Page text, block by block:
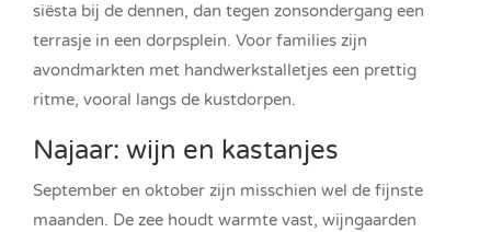
siësta bij de dennen, dan tegen zonsondergang een
terrasje in een dorpsplein. Voor families zijn
avondmarkten met handwerkstalletjes een prettig
ritme, vooral langs de kustdorpen.
Najaar: wijn en kastanjes
September en oktober zijn misschien wel de fijnste
maanden. De zee houdt warmte vast, wijngaarden